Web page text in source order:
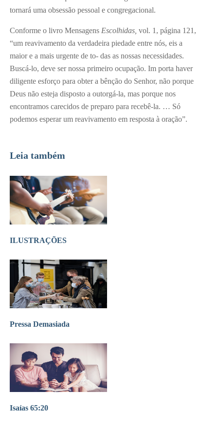
tornará uma obses­são pessoal e congregacional.
Conforme o livro Mensagens Esco­lhidas, vol. 1, página 121,
“um reavivamento da verdadeira piedade entre nós, eis a
maior e a mais urgente de to- das as nossas necessidades.
Buscá-lo, deve ser nossa primeiro ocupação. Im­ porta haver
diligente esforço para obter a bênção do Senhor, não porque
Deus não esteja disposto a outorgá-la, mas porque nos
encontramos careci­dos de preparo para recebê-la. … Só
podemos esperar um reavivamento em resposta à oração”.
Leia também
ILUSTRAÇÕES
Pressa Demasiada
Isaías 65:20